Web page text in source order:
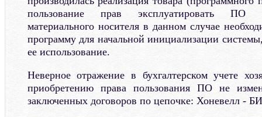
пользование прав эксплуатировать ПО
материального носителя в данном случае
программу для начальной инициализации
ее использование.
Неверное отражение в бухгалтерском учете
приобретению права пользования ПО не
заключенных договоров по цепочке: Хоневелл -